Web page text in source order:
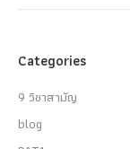
Categories
9 วิชาสามัญ
blog